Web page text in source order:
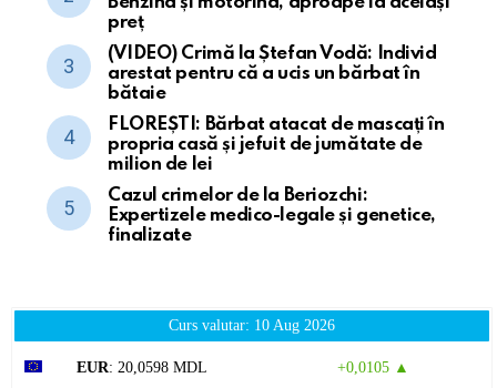
preț
(VIDEO) Crimă la Ștefan Vodă: Individ
arestat pentru că a ucis un bărbat în
bătaie
FLOREȘTI: Bărbat atacat de mascați în
propria casă și jefuit de jumătate de
milion de lei
Cazul crimelor de la Beriozchi:
Expertizele medico-legale și genetice,
finalizate
Curs valutar: 10 Aug 2026
EUR: 20,0598 MDL +0,0105 ▲